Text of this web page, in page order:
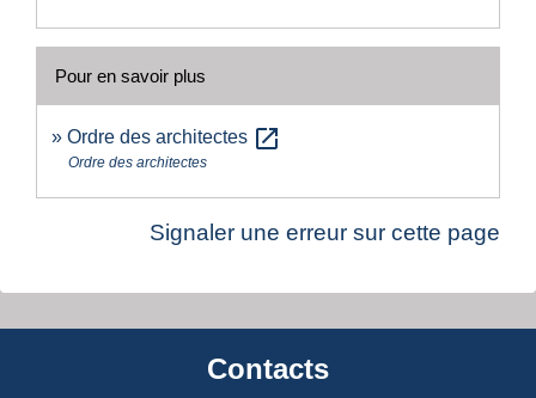
Pour en savoir plus
Ordre des architectes open_in_new
Ordre des architectes
Signaler une erreur sur cette page
Contacts